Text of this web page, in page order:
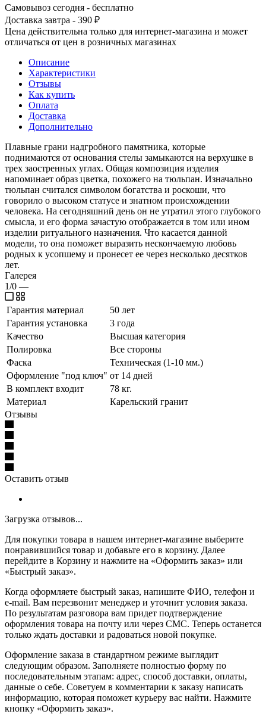
Самовывоз сегодня - бесплатно
Доставка завтра - 390 ₽
Цена действительна только для интернет-магазина и может
отличаться от цен в розничных магазинах
Описание
Характеристики
Отзывы
Как купить
Оплата
Доставка
Дополнительно
Плавные грани надгробного памятника, которые
поднимаются от основания стелы замыкаются на верхушке в
трех заостренных углах. Общая композиция изделия
напоминает образ цветка, похожего на тюльпан. Изначально
тюльпан считался символом богатства и роскоши, что
говорило о высоком статусе и знатном происхождении
человека. На сегодняшний день он не утратил этого глубокого
смысла, и его форма зачастую отображается в том или ином
изделии ритуального назначения. Что касается данной
модели, то она поможет выразить нескончаемую любовь
родных к усопшему и пронесет ее через несколько десятков
лет.
Галерея
1/0 —
Гарантия материал
50 лет
Гарантия установка
3 года
Качество
Высшая категория
Полировка
Все стороны
Фаска
Техническая (1-10 мм.)
Оформление "под ключ" от 14 дней
В комплект входит
78 кг.
Материал
Карельский гранит
Отзывы
Оставить отзыв
Загрузка отзывов...
Для покупки товара в нашем интернет-магазине выберите
понравившийся товар и добавьте его в корзину. Далее
перейдите в Корзину и нажмите на «Оформить заказ» или
«Быстрый заказ».
Когда оформляете быстрый заказ, напишите ФИО, телефон и
e-mail. Вам перезвонит менеджер и уточнит условия заказа.
По результатам разговора вам придет подтверждение
оформления товара на почту или через СМС. Теперь останется
только ждать доставки и радоваться новой покупке.
Оформление заказа в стандартном режиме выглядит
следующим образом. Заполняете полностью форму по
последовательным этапам: адрес, способ доставки, оплаты,
данные о себе. Советуем в комментарии к заказу написать
информацию, которая поможет курьеру вас найти. Нажмите
кнопку «Оформить заказ».